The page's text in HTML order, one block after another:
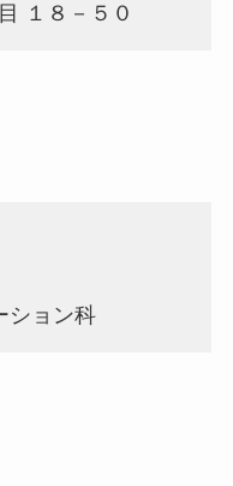
１８－５０
ション科